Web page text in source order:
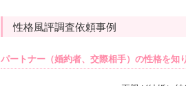
性格風評調査依頼事例
パートナー（婚約者、交際相手）の性格を知